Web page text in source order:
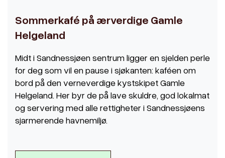
Sommerkafé på ærverdige Gamle
Helgeland
Midt i Sandnessjøen sentrum ligger en sjelden perle
for deg som vil en pause i sjøkanten: kaféen om
bord på den verneverdige kystskipet Gamle
Helgeland. Her byr de på lave skuldre, god lokalmat
og servering med alle rettigheter i Sandnessjøens
sjarmerende havnemiljø.